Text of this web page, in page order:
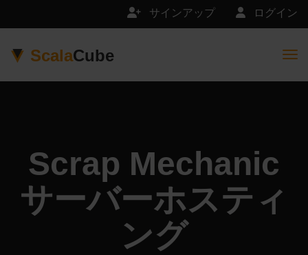
ログイン
サインアップ
ScalaCube
Scrap Mechanic
サーバーホスティ
ング